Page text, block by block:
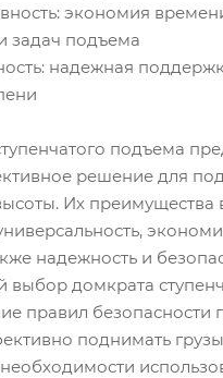
экономия
задач подъема
надежная
подъема
решение для
Их преимущества
надежность и
выбор домкрата
правил безопасности
поднимать